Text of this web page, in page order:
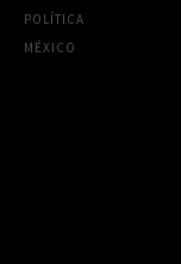
POLÍTICA
MÉXICO